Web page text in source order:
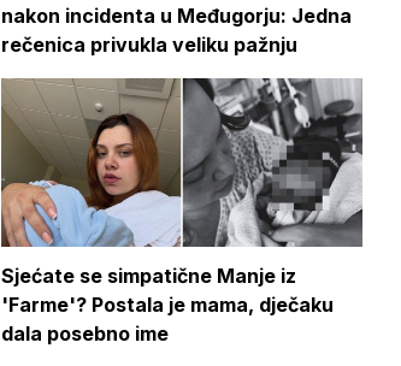
nakon incidenta u Međugorju: Jedna
rečenica privukla veliku pažnju
Sjećate se simpatične Manje iz
'Farme'? Postala je mama, dječaku
dala posebno ime